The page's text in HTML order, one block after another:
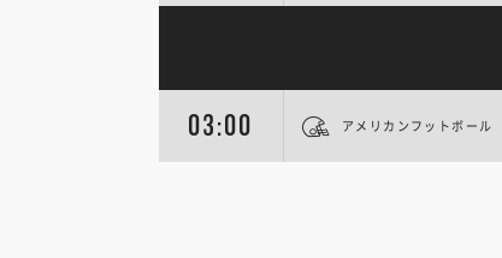
03:00 アメリカンフットボール